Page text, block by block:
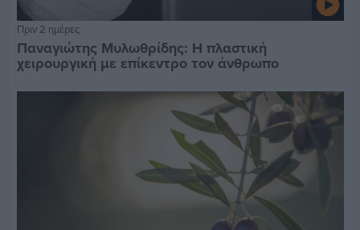
Πριν 2 ημέρες
Παναγιώτης Μυλωθρίδης: Η πλαστική
χειρουργική με επίκεντρο τον άνθρωπο